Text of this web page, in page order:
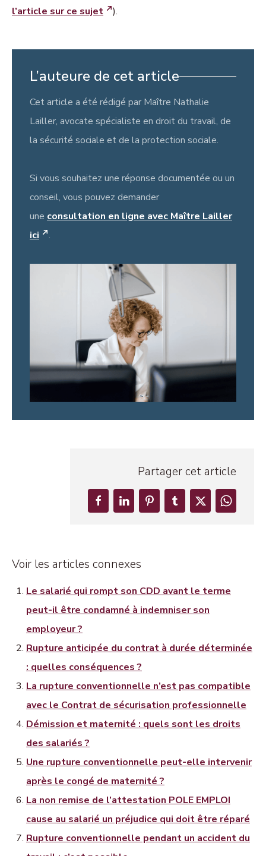
l’article sur ce sujet
).
L’auteure de cet article
Cet article a été rédigé par Maître Nathalie
Lailler, avocate spécialiste en droit du travail, de
la sécurité sociale et de la protection sociale.
Si vous souhaitez une réponse documentée ou un
conseil, vous pouvez demander
une consultation en ligne avec Maître Lailler
ici
.
Partager cet article
Voir les articles connexes
Le salarié qui rompt son CDD avant le terme
peut-il être condamné à indemniser son
employeur ?
Rupture anticipée du contrat à durée déterminée
: quelles conséquences ?
La rupture conventionnelle n’est pas compatible
avec le Contrat de sécurisation professionnelle
Démission et maternité : quels sont les droits
des salariés ?
Une rupture conventionnelle peut-elle intervenir
après le congé de maternité ?
La non remise de l’attestation POLE EMPLOI
cause au salarié un préjudice qui doit être réparé
Rupture conventionnelle pendant un accident du